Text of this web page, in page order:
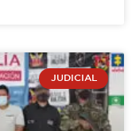
JUDICIAL